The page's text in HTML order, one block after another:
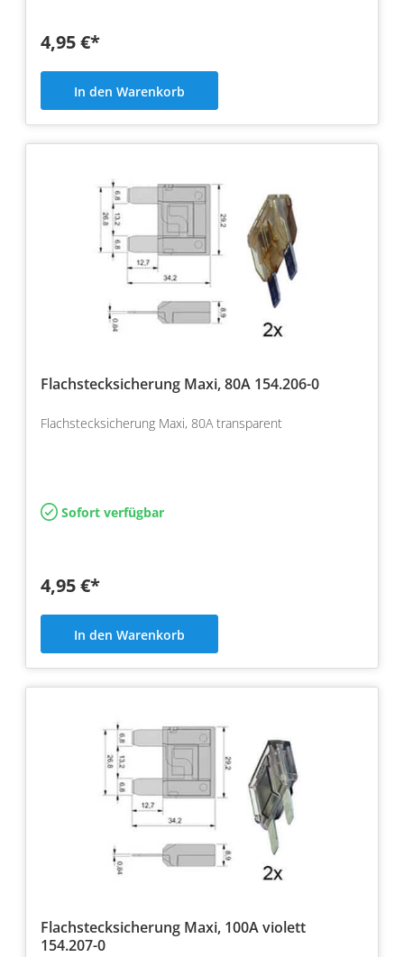
4,95 €*
In den Warenkorb
Flachstecksicherung Maxi, 80A 154.206-0
Flachstecksicherung Maxi, 80A transparent
Sofort verfügbar
4,95 €*
In den Warenkorb
Flachstecksicherung Maxi, 100A violett
154.207-0